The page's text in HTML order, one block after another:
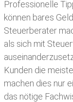
Professionelle
können bares
Steuerberater
als sich mit
Kunden die
machen dies nur
das nötige